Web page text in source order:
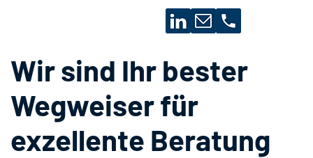
Wir sind Ihr bester
Wegweiser für
exzellente Beratung